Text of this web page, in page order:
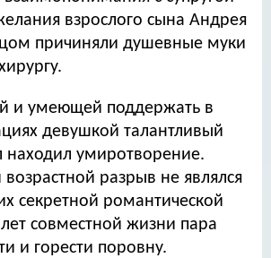
взрослого сына Андрея
причиняли душевные муки
и умеющей поддержать в
девушкой талантливый
находил умиротворение.
разрыв не являлся
секретной романтической
лет совместной жизни пара
и горести поровну.